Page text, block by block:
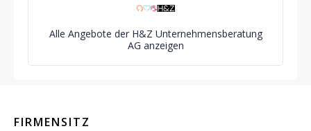
Alle Angebote der H&Z Unternehmensberatung
AG anzeigen
FIRMENSITZ